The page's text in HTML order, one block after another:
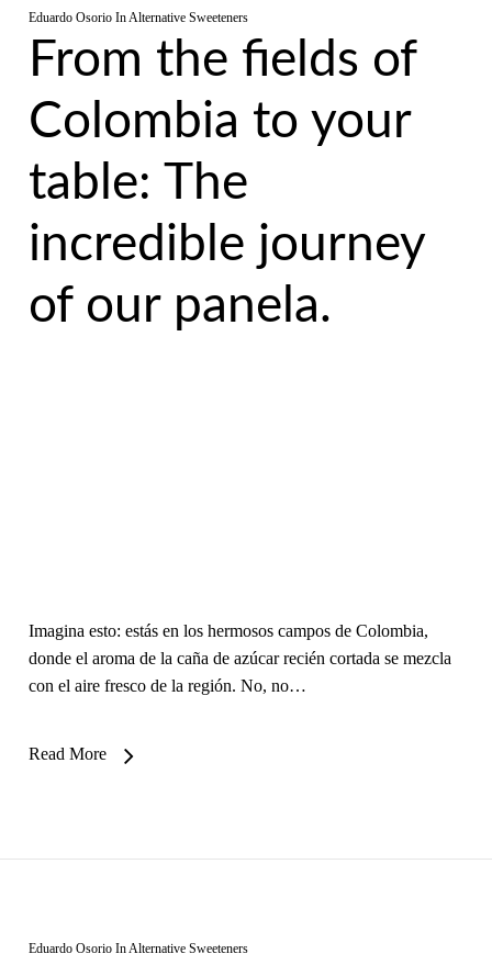
Eduardo Osorio InAlternative Sweeteners
From the fields of
Colombia to your
table: The
incredible journey
of our panela.
Imagina esto: estás en los hermosos campos de Colombia,
donde el aroma de la caña de azúcar recién cortada se mezcla
con el aire fresco de la región. No, no…
Read More
Eduardo Osorio InAlternative Sweeteners